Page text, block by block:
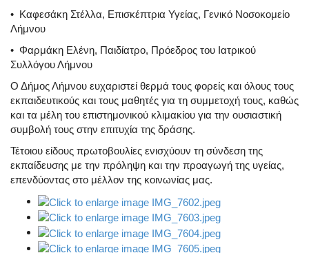
• Καφεσάκη Στέλλα, Επισκέπτρια Υγείας, Γενικό Νοσοκομείο
Λήμνου
• Φαρμάκη Ελένη, Παιδίατρο, Πρόεδρος του Ιατρικού
Συλλόγου Λήμνου
Ο Δήμος Λήμνου ευχαριστεί θερμά τους φορείς και όλους τους
εκπαιδευτικούς και τους μαθητές για τη συμμετοχή τους, καθώς
και τα μέλη του επιστημονικού κλιμακίου για την ουσιαστική
συμβολή τους στην επιτυχία της δράσης.
Τέτοιου είδους πρωτοβουλίες ενισχύουν τη σύνδεση της
εκπαίδευσης με την πρόληψη και την προαγωγή της υγείας,
επενδύοντας στο μέλλον της κοινωνίας μας.